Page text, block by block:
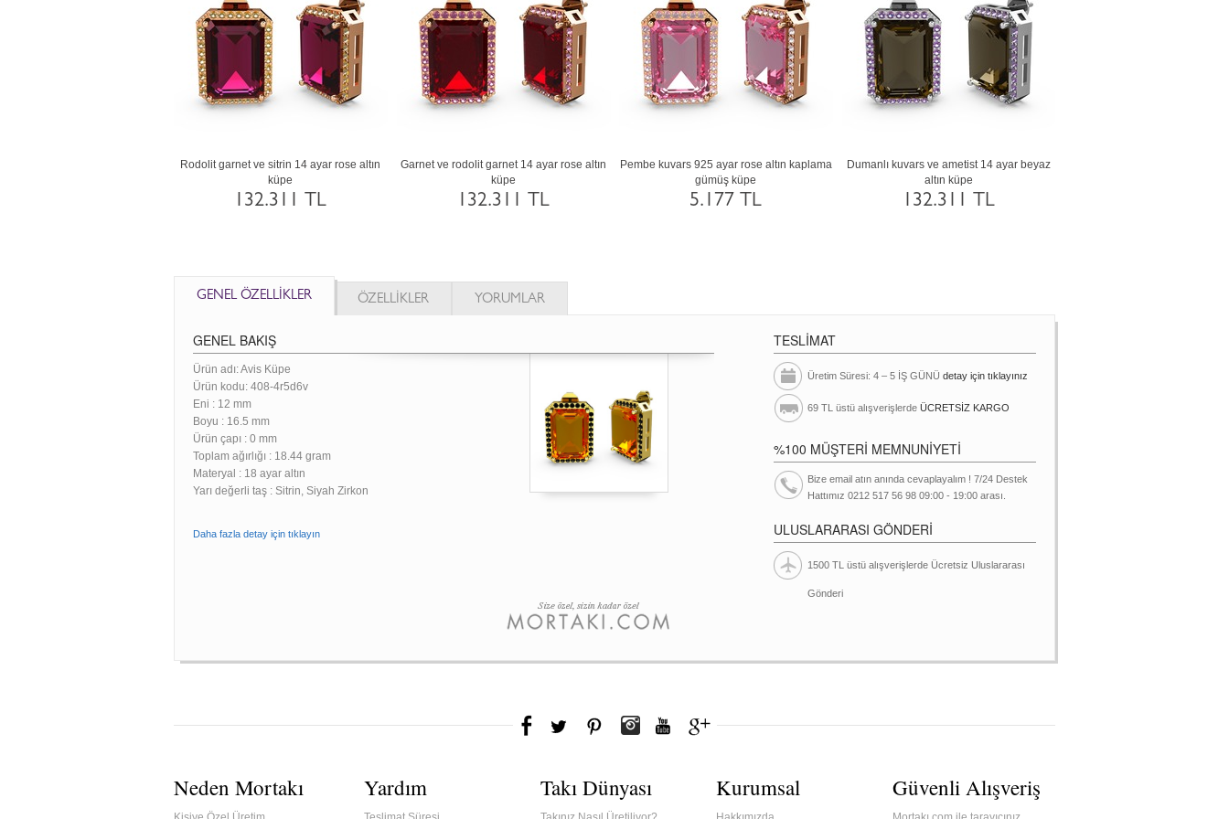
Beyaz zirkon ve swarovski 925 ayar
gümüş küpe
5.175 TL
Pembe kuvars 14 ayar rose altın küpe
132.311 TL
Garnet ve siyah zirkon 925 ayar altın
kaplama gümüş küpe
5.175 TL
Kök zümrüt ve beyaz zirkon 925 ayar siyah
rodyum kaplama gümüş küpe
5.176 TL
GENEL ÖZELLİKLER ÖZELLİKLER YORUMLAR
GENEL BAKIŞ
Ürün adı: Avis Küpe
Ürün kodu: 408-4r5d6v
Eni : 12 mm
Boyu : 16.5 mm
Ürün çapı : 0 mm
Toplam ağırlığı : 18.44 gram
Materyal : 18 ayar altın
Yarı değerli taş : Sitrin, Siyah Zirkon
Daha fazla detay için tıklayın
TESLİMAT
Üretim Süresi: 4 – 5 İŞ GÜNÜ detay için tıklayınız
69 TL üstü alışverişlerde ÜCRETSİZ KARGO
%100 MÜŞTERİ MEMNUNİYETİ
Bize email atın anında cevaplayalım ! 7/24 Destek
Hattımız 0212 517 56 98 09:00 - 19:00 arası.
ULUSLARARASI GÖNDERİ
1500 TL üstü alışverişlerde Ücretsiz Uluslararası
Gönderi
Neden Mortakı Yardım Takı Dünyası Kurumsal Güvenli Alışveriş